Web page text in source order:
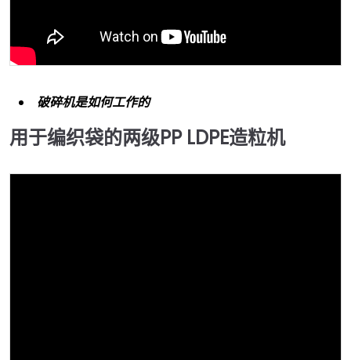
破碎机是如何工作的
用于编织袋的两级PP LDPE造粒机